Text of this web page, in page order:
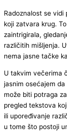
Radoznalost se vidi
koji zatvara krug.
zaintrigirala,
različitih mišljenja.
nema jasne tačke
U takvim večerima
jasnim osećajem
može biti potraga
pregled tekstova
ili upoređivanje
u tome što postoji